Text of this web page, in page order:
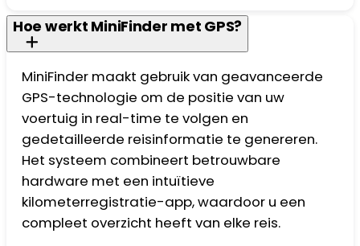
Hoe werkt MiniFinder met GPS?
MiniFinder maakt gebruik van geavanceerde
GPS-technologie om de positie van uw
voertuig in real-time te volgen en
gedetailleerde reisinformatie te genereren.
Het systeem combineert betrouwbare
hardware met een intuïtieve
kilometerregistratie-app, waardoor u een
compleet overzicht heeft van elke reis.